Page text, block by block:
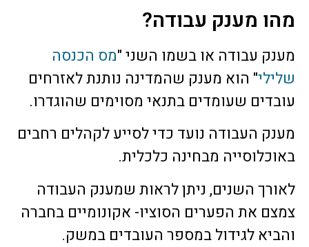
מהו מענק עבודה?
מענק עבודה או בשמו השני "מס הכנסה
שלילי" הוא מענק שהמדינה נותנת לאזרחים
עובדים שעומדים בתנאי מסוימים שהוגדרו.
מענק העבודה נועד כדי לסייע לקהלים רחבים
באוכלוסייה מבחינה כלכלית.
לאורך השנים, ניתן לראות שמענק העבודה
צמצם את הפערים הסוציו- אקונומיים בחברה
והביא לגידול במספר העובדים במשק.